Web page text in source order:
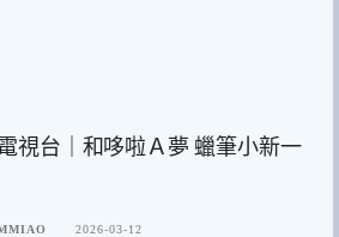
視台｜和哆啦Ａ夢 蠟筆小新一
2026-03-12